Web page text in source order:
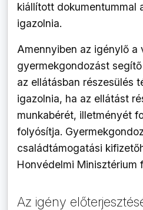
kiállított dokumentummal
igazolnia.
Amennyiben az igénylő a
gyermekgondozást
az ellátásban részesülés
igazolnia, ha az ellátást
munkabérét, illetményét
folyósítja.
családtámogatási
Honvédelmi Minisztérium
Az igény